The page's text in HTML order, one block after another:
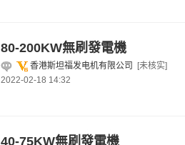
80-200KW無刷發電機
香港斯坦福发电机有限公司
[未核实]
2022-02-18 14:32
40-75KW無刷發電機